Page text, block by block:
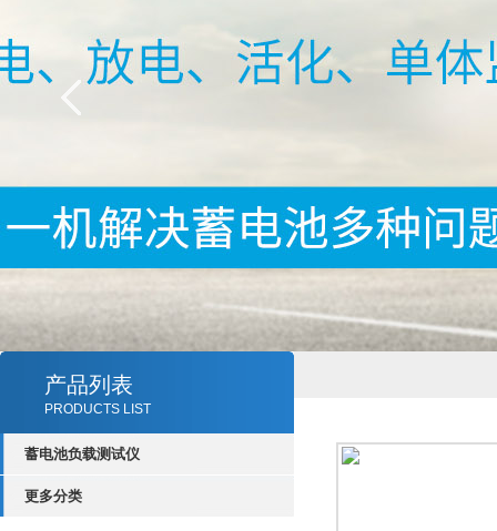
产品列表
PRODUCTS LIST
蓄电池负载测试仪
更多分类